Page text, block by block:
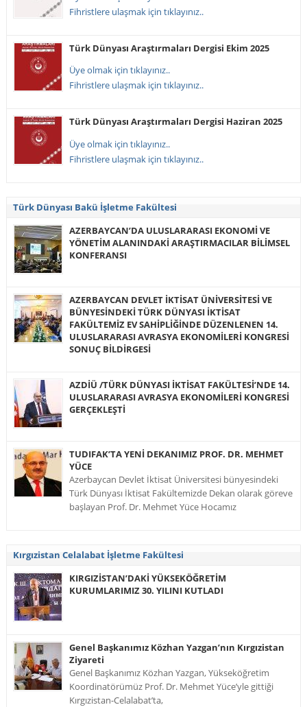
Fihristlere ulaşmak için tıklayınız..
Türk Dünyası Araştırmaları Dergisi Ekim 2025
Üye olmak için tıklayınız..
Fihristlere ulaşmak için tıklayınız..
Türk Dünyası Araştırmaları Dergisi Haziran 2025
Üye olmak için tıklayınız..
Fihristlere ulaşmak için tıklayınız..
Türk Dünyası Bakü İşletme Fakültesi
AZERBAYCAN’DA ULUSLARARASI EKONOMİ VE
YÖNETİM ALANINDAKİ ARAŞTIRMACILAR BİLİMSEL
KONFERANSI
AZERBAYCAN DEVLET İKTİSAT ÜNİVERSİTESİ VE
BÜNYESİNDEKİ TÜRK DÜNYASI İKTİSAT
FAKÜLTEMİZ EV SAHİPLİĞİNDE DÜZENLENEN 14.
ULUSLARARASI AVRASYA EKONOMİLERİ KONGRESİ
SONUÇ BİLDİRGESİ
AZDİÜ /TÜRK DÜNYASI İKTİSAT FAKÜLTESİ’NDE 14.
ULUSLARARASI AVRASYA EKONOMİLERİ KONGRESİ
GERÇEKLEŞTİ
TUDIFAK’TA YENİ DEKANIMIZ PROF. DR. MEHMET
YÜCE
Azerbaycan Devlet İktisat Üniversitesi bünyesindeki
Türk Dünyası İktisat Fakültemizde Dekan olarak göreve
başlayan Prof. Dr. Mehmet Yüce Hocamız
Kırgızistan Celalabat İşletme Fakültesi
KIRGIZİSTAN’DAKİ YÜKSEKÖĞRETİM
KURUMLARIMIZ 30. YILINI KUTLADI
Genel Başkanımız Közhan Yazgan’nın Kırgızistan
Ziyareti
Genel Başkanımız Közhan Yazgan, Yükseköğretim
Koordinatörümüz Prof. Dr. Mehmet Yüce’yle gittiği
Kırgızistan-Celalabat’ta,